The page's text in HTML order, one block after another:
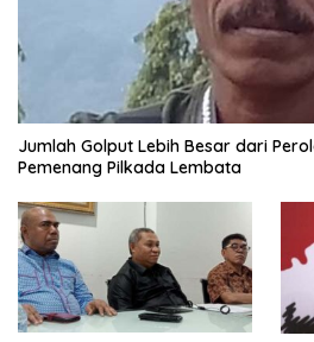
Jumlah Golput Lebih Besar dari
Pemenang Pilkada Lembata